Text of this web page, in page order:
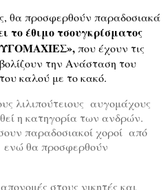
θα προσφερθούν παραδοσιακά
το έθιμο τσουγκρίσματος
που έχουν τις
την Ανάσταση του
καλού με το κακό.
λιλιπούτειους αυγομάχους
η κατηγορία των ανδρών.
παραδοσιακοί χοροί από
ενώ θα προσφερθούν
στους νικητές και